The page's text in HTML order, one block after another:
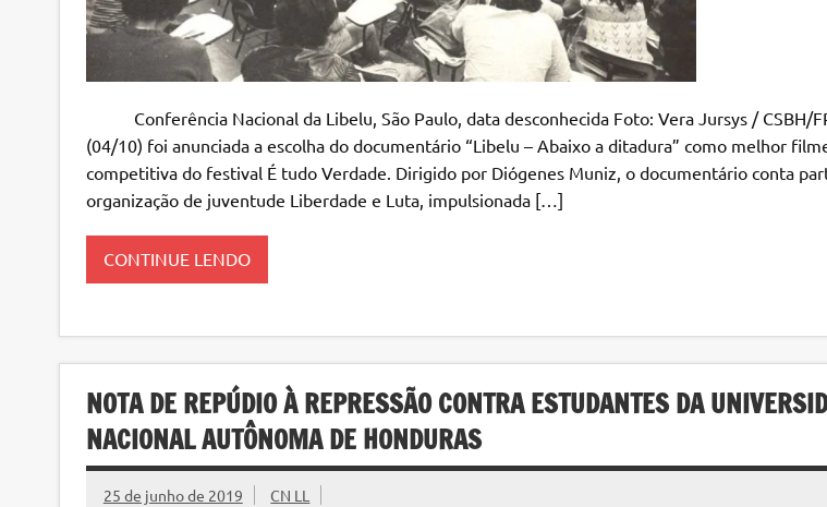
Conferência Nacional da Libelu, São Paulo, data desconhecida Foto: Vera Jursys / CSBH/
(04/10) foi anunciada a escolha do documentário “Libelu – Abaixo a ditadura” como melhor
competitiva do festival É tudo Verdade. Dirigido por Diógenes Muniz, o documentário conta
organização de juventude Liberdade e Luta, impulsionada […]
CONTINUE LENDO
NOTA DE REPÚDIO À REPRESSÃO CONTRA ESTUDANTES DA
NACIONAL AUTÔNOMA DE HONDURAS
25 de junho de 2019 CN LL